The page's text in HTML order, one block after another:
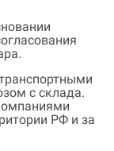
с склада.
РФ и за